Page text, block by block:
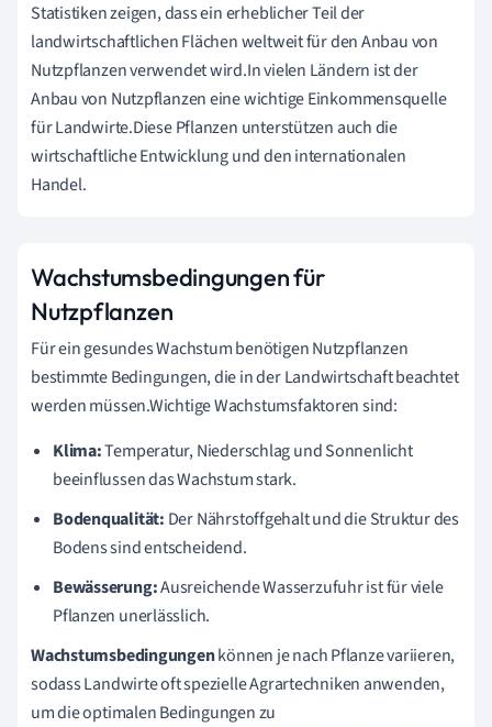
Statistiken zeigen, dass ein erheblicher Teil der
landwirtschaftlichen Flächen weltweit für den Anbau von
Nutzpflanzen verwendet wird.In vielen Ländern ist der
Anbau von Nutzpflanzen eine wichtige Einkommensquelle
für Landwirte.Diese Pflanzen unterstützen auch die
wirtschaftliche Entwicklung und den internationalen
Handel.
Wachstumsbedingungen für
Nutzpflanzen
Für ein gesundes Wachstum benötigen Nutzpflanzen
bestimmte Bedingungen, die in der Landwirtschaft beachtet
werden müssen.Wichtige Wachstumsfaktoren sind:
Klima:Temperatur, Niederschlag und Sonnenlicht
beeinflussen das Wachstum stark.
Bodenqualität: Der Nährstoffgehalt und die Struktur des
Bodens sind entscheidend.
Bewässerung:Ausreichende Wasserzufuhr ist für viele
Pflanzen unerlässlich.
Wachstumsbedingungenkönnen je nach Pflanze variieren,
sodass Landwirte oft spezielle Agrartechniken anwenden,
um die optimalen Bedingungen zu